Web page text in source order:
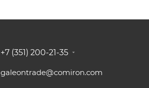
+7 (351) 200-21-35
galeontrade@comiron.com